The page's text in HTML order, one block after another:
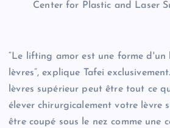
Center for Plastic and Laser
“Le lifting amor est une forme
lèvres”, explique Tafei
lèvres supérieur peut être tout ce
élever chirurgicalement votre lèvre
être coupé sous le nez comme une